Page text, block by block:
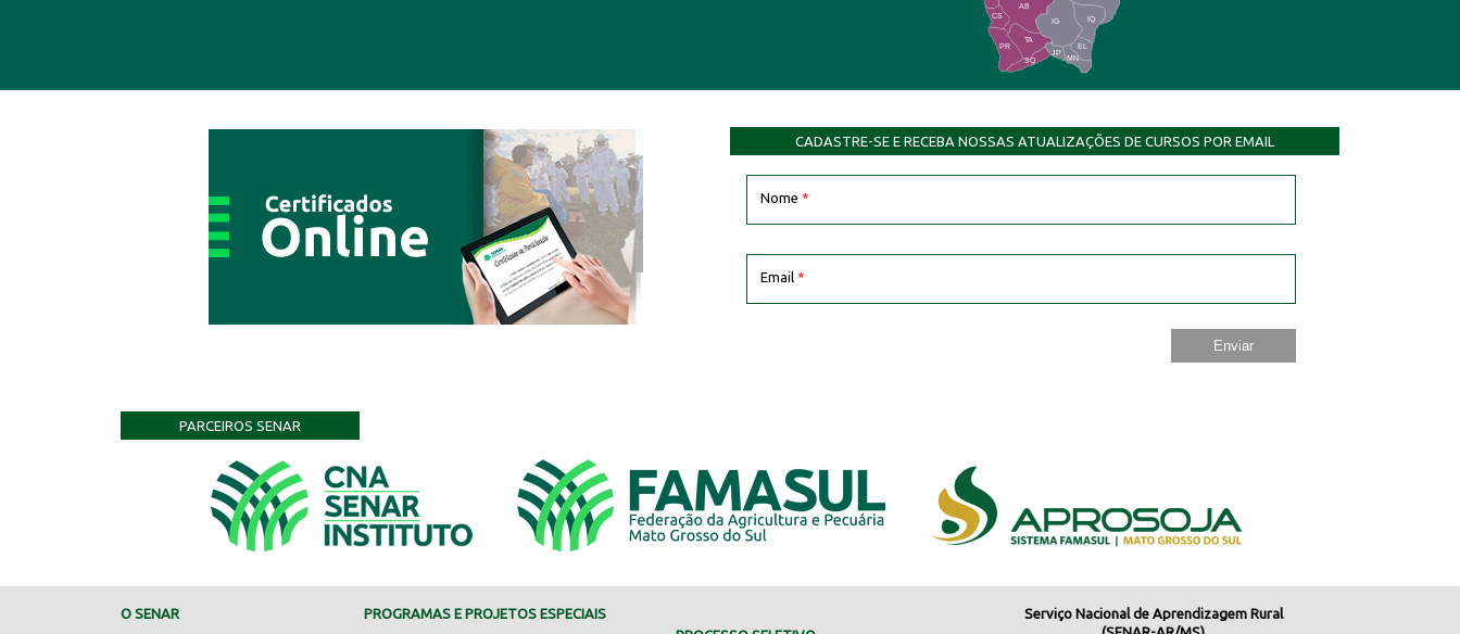
IQ
EL
AB
JP
CS
PR
TA
SQ
IG
MN
CADASTRE-SE E RECEBA NOSSAS ATUALIZAÇÕES DE CURSOS POR EMAIL
Nome *
Email *
PARCEIROS SENAR
O SENAR
PROGRAMAS E PROJETOS ESPECIAIS
Serviço Nacional de Aprendizagem Rural